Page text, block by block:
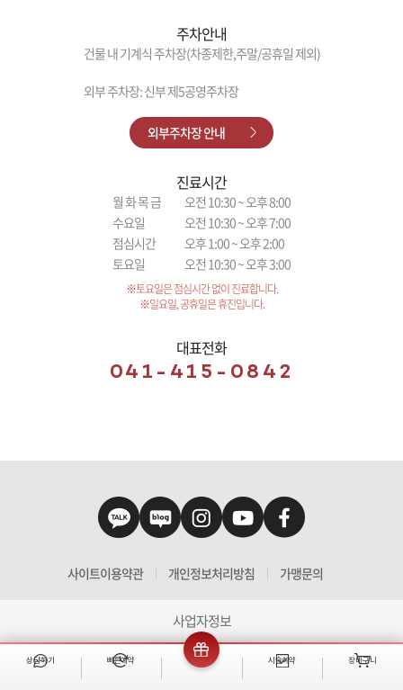
주차안내
건물 내 기계식 주차장(차종제한,주말/공휴일 제외)
외부 주차장: 신부 제5공영주차장
외부주차장 안내
진료시간
월 화 목 금
오전 10:30 ~ 오후 8:00
수요일
오전 10:30 ~ 오후 7:00
점심시간
오후 1:00 ~ 오후 2:00
토요일
오전 10:30 ~ 오후 3:00
※토요일은 점심시간 없이 진료합니다.
※일요일, 공휴일은 휴진입니다.
대표전화
041-415-0842
사이트이용약관 개인정보처리방침 가맹문의
사업자정보
상담하기 빠른예약 이벤트 시술예약 장바구니